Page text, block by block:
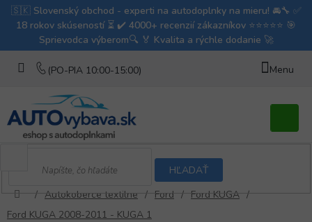
HĽADAŤ
košík
Domov
/ Autokoberce textilne / Ford / Ford KUGA /
Ford KUGA 2008-2011 - KUGA 1